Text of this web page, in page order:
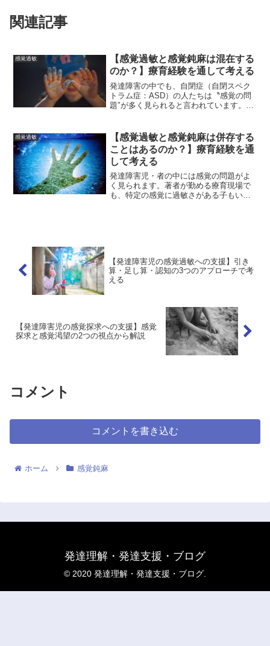
関連記事
感覚過敏
【感覚過敏と感覚鈍麻は混在する
のか？】療育経験を通して考える
発達障害の中でも、自閉症（自閉スペク
トラム症：ASD）の人たちは〝感覚の問
題″が多く見られると言われています。例
せる、など〝感覚過敏″の問題が見られま
す。一方で、痛みに...
感覚過敏
【感覚過敏と感覚鈍麻は併存する
ことはあるのか？】療育経験を通
して考える
発達障害児・者の中には感覚の問題がよ
く見られます。著者が勤める療育現場で
も、特定の感覚に過敏さがある子もいれ
【発達障害児の感覚過敏への支援】引き
算・足し算・認知の3つのアプローチで考
える
【発達障害児の感覚探求への支援】感覚
探求と感覚渇望の2つの視点から解説
コメント
コメントを書き込む
ホーム 感覚鈍麻
発達理解・発達支援・ブログ
© 2020 発達理解・発達支援・ブログ.